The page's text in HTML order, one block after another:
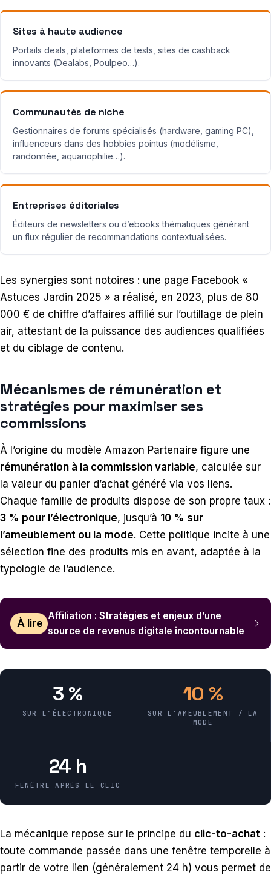
Sites à haute audience
Portails deals, plateformes de tests, sites de cashback
innovants (Dealabs, Poulpeo…).
Communautés de niche
Gestionnaires de forums spécialisés (hardware, gaming PC),
influenceurs dans des hobbies pointus (modélisme,
randonnée, aquariophilie…).
Entreprises éditoriales
Éditeurs de newsletters ou d’ebooks thématiques générant
un flux régulier de recommandations contextualisées.
Les synergies sont notoires : une page Facebook «
Astuces Jardin 2025 » a réalisé, en 2023, plus de 80
000 € de chiffre d’affaires affilié sur l’outillage de plein
air, attestant de la puissance des audiences qualifiées
et du ciblage de contenu.
Mécanismes de rémunération et
stratégies pour maximiser ses
commissions
À l’origine du modèle Amazon Partenaire figure une
rémunération à la commission variable, calculée sur
la valeur du panier d’achat généré via vos liens.
Chaque famille de produits dispose de son propre taux :
3 % pour l’électronique, jusqu’à 10 % sur
l’ameublement ou la mode. Cette politique incite à une
sélection fine des produits mis en avant, adaptée à la
typologie de l’audience.
À lire
Affiliation : Stratégies et enjeux d’une
source de revenus digitale incontournable
3 %
SUR L’ÉLECTRONIQUE
10 %
SUR L’AMEUBLEMENT / LA
MODE
24 h
FENÊTRE APRÈS LE CLIC
La mécanique repose sur le principe du clic-to-achat :
toute commande passée dans une fenêtre temporelle à
partir de votre lien (généralement 24 h) vous permet de